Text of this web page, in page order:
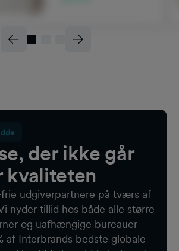
der ikke går
kvaliteten
udgiverpartnere på tværs af
nyder tillid hos både alle større
og uafhængige bureauer
af Interbrands bedste globale